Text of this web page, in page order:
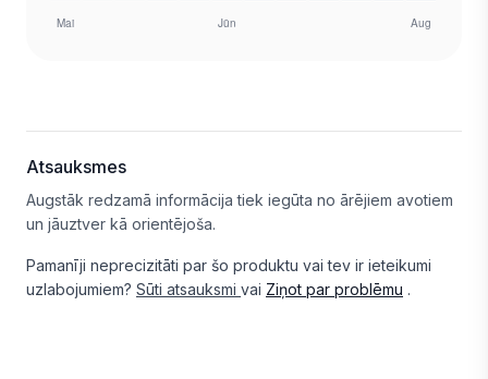
Atsauksmes
Augstāk redzamā informācija tiek iegūta no ārējiem avotiem
un jāuztver kā orientējoša.
Pamanīji neprecizitāti par šo produktu vai tev ir ieteikumi
uzlabojumiem? Sūti atsauksmi vai Ziņot par problēmu .